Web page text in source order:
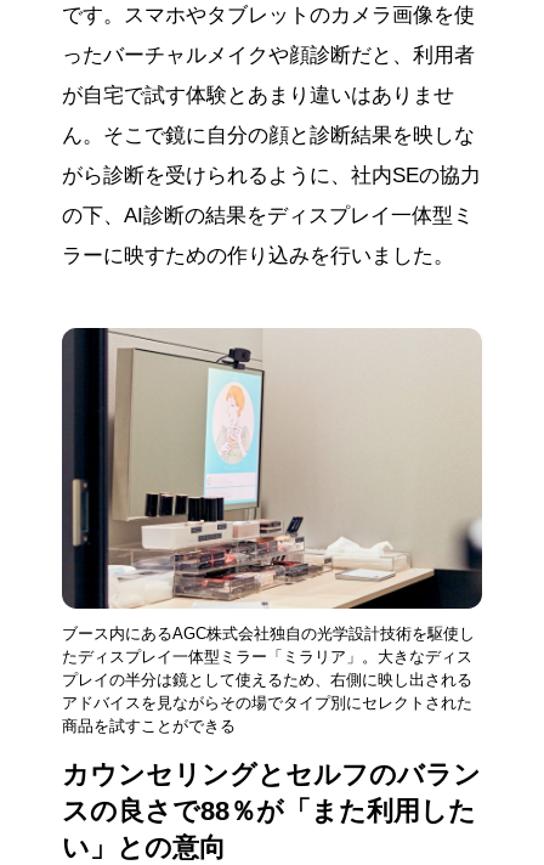
です。スマホやタブレットのカメラ画像を使
ったバーチャルメイクや顔診断だと、利用者
が自宅で試す体験とあまり違いはありませ
ん。そこで鏡に自分の顔と診断結果を映しな
がら診断を受けられるように、社内SEの協力
の下、AI診断の結果をディスプレイ一体型ミ
ラーに映すための作り込みを行いました。
ブース内にあるAGC株式会社独自の光学設計技術を駆使し
たディスプレイ一体型ミラー「ミラリア」。大きなディス
プレイの半分は鏡として使えるため、右側に映し出される
アドバイスを見ながらその場でタイプ別にセレクトされた
商品を試すことができる
カウンセリングとセルフのバラン
スの良さで88％が「また利用した
い」との意向